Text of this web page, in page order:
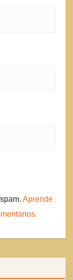
Aprende